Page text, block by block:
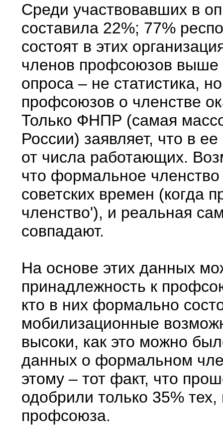
Среди участвовавших в
составила 22%; 77%
состоят в этих
членов профсоюзов выше
опроса – не статистика,
профсоюзов о членстве
Только ФНПР (самая
России) заявляет, что в
от числа работающих.
что формальное
советских времен (когда
членство'), и реальная
совпадают.
На основе этих данных
принадлежность к
кто в них формально
мобилизационные
высоки, как это можно
данных о формальном
этому – тот факт, что
одобрили только 35%
профсоюза.